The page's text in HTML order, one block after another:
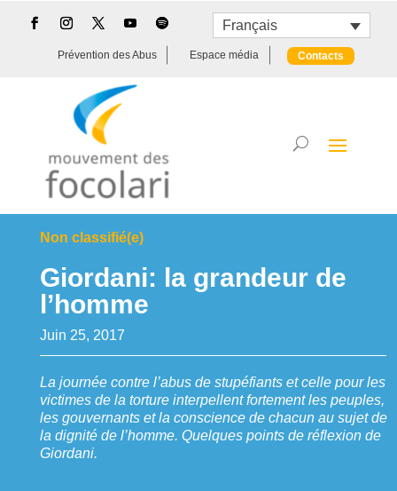
Français
Prévention des Abus Espace média Contacts
Non classifié(e)
Giordani: la grandeur de
l’homme
Juin 25, 2017
La journée contre l’abus de stupéfiants et celle pour les
victimes de la torture interpellent fortement les peuples,
les gouvernants et la conscience de chacun au sujet de
la dignité de l’homme. Quelques points de réflexion de
Giordani.